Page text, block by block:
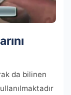
da bilinen